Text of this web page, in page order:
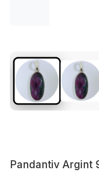
Pandantiv Argint